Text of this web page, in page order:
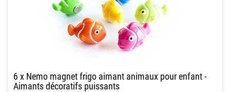
6 x Nemo magnet frigo aimant animaux pour enfant -
Aimants décoratifs puissants